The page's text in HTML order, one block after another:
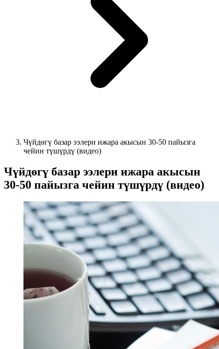
Чүйдөгү базар ээлери ижара акысын 30-50 пайызга
чейин түшүрдү (видео)
Чүйдөгү базар ээлери ижара акысын
30-50 пайызга чейин түшүрдү (видео)